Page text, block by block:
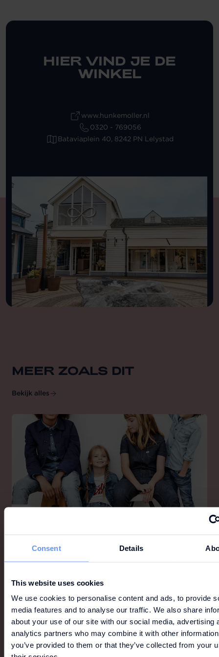
Consent Details
This website uses cookies
We use cookies to personalise content and ads, to provide
media features and to analyse our traffic. We also share
about your use of our site with our social media, advertising
analytics partners who may combine it with other
you’ve provided to them or that they’ve collected from your
HIER VIND JE DE
WINKEL
www.hunkemoller.nl
0320 - 769056
Bataviaplein 40, 8242 PN Lelystad
MEER ZOALS DIT
Bekijk alles
G-STAR KIDS
G-Star werd in 1989 opgericht in Nederland en
bekendstaat om zijn innovatieve ontwerpen en
eigentijdse uitstraling. Met G-Star Kids vertaalt het
merk dezelfde compromisloze visie op denim en
design naar een collectie voor de jongste generatie.